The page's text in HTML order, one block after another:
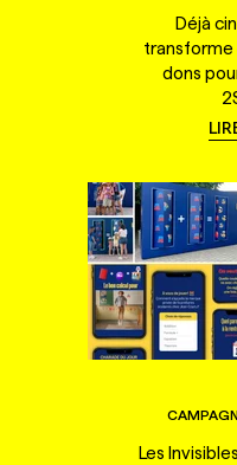
Déjà
transforme
dons
Les